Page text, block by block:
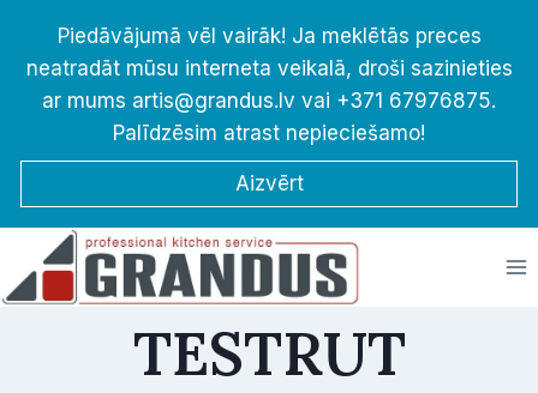
content
Piedāvājumā vēl vairāk! Ja meklētās preces
neatradāt mūsu interneta veikalā, droši sazinieties
ar mums artis@grandus.lv vai +371 67976875.
Palīdzēsim atrast nepieciešamo!
Aizvērt
TESTRUT